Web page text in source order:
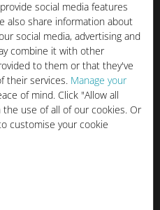
social media features
also share information about
social media, advertising and
combine it with other
to them or that they've
their services. Manage your
of mind. Click "Allow all
use of all of our cookies. Or
customise your cookie